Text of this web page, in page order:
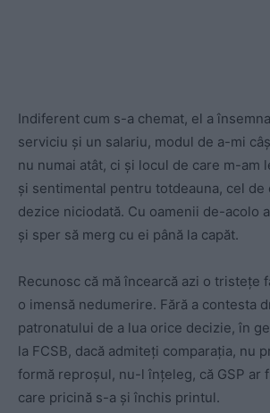
Indiferent cum s-a chemat, el a
serviciu și un salariu, modul de a-mi
nu numai atât, ci și locul de care m-am
și sentimental pentru totdeauna, cel de
dezice niciodată. Cu oamenii de-acolo
și sper să merg cu ei până la capăt.
Recunosc că mă încearcă azi o tristețe
o imensă nedumerire. Fără a contesta
patronatului de a lua orice decizie, în
la FCSB, dacă admiteți comparația, nu
formă reproșul, nu-l înțeleg, că GSP ar
care pricină s-a și închis printul.